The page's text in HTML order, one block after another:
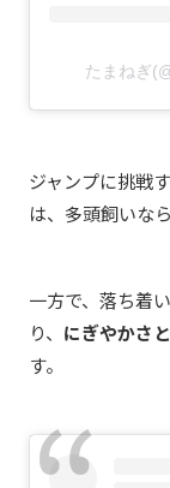
たまねぎ
ジャンプに挑戦
は、多頭飼いな
一方で、落ち着
り、 にぎやかさ
す。